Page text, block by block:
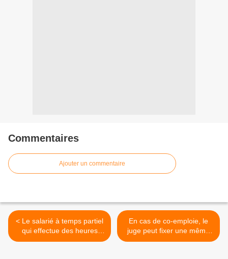
Commentaires
Ajouter un commentaire
< Le salarié à temps partiel
qui effectue des heures
complémentaires au delà
En cas de co-emploie, le
juge peut fixer une même
créance au passif de deux